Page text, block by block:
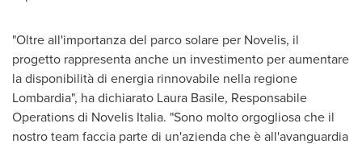
"Oltre all'importanza del parco solare per Novelis, il
progetto rappresenta anche un investimento per aumentare
la disponibilità di energia rinnovabile nella regione
Lombardia", ha dichiarato Laura Basile, Responsabile
Operations di Novelis Italia. "Sono molto orgogliosa che il
nostro team faccia parte di un'azienda che è all'avanguardia